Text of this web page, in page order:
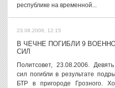
республике на временной...
23.08.2006, 12:15
В ЧЕЧНЕ ПОГИБЛИ 9
СИЛ
Политсовет, 23.08.2006.
сил погибли в результате
БТР в пригороде Грозного.